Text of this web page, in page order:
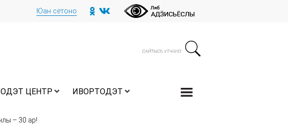
Юан сётоно
ЦЕНТР ИВОРТОДЭТ
– 30 ар!